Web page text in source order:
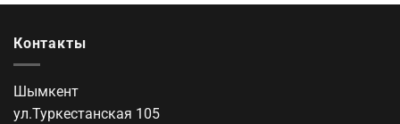
Контакты
Шымкент
ул.Туркестанская 105